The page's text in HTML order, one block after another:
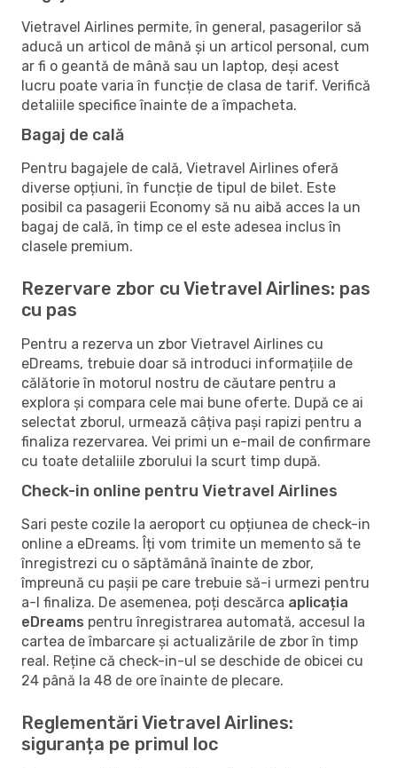
Vietravel Airlines permite, în general, pasagerilor să
aducă un articol de mână și un articol personal, cum
ar fi o geantă de mână sau un laptop, deși acest
lucru poate varia în funcție de clasa de tarif. Verifică
detaliile specifice înainte de a împacheta.
Bagaj de cală
Pentru bagajele de cală, Vietravel Airlines oferă
diverse opțiuni, în funcție de tipul de bilet. Este
posibil ca pasagerii Economy să nu aibă acces la un
bagaj de cală, în timp ce el este adesea inclus în
clasele premium.
Rezervare zbor cu Vietravel Airlines: pas
cu pas
Pentru a rezerva un zbor Vietravel Airlines cu
eDreams, trebuie doar să introduci informațiile de
călătorie în motorul nostru de căutare pentru a
explora și compara cele mai bune oferte. După ce ai
selectat zborul, urmează câțiva pași rapizi pentru a
finaliza rezervarea. Vei primi un e-mail de confirmare
cu toate detaliile zborului la scurt timp după.
Check-in online pentru Vietravel Airlines
Sari peste cozile la aeroport cu opțiunea de check-in
online a eDreams. Îți vom trimite un memento să te
înregistrezi cu o săptămână înainte de zbor,
împreună cu pașii pe care trebuie să-i urmezi pentru
a-l finaliza. De asemenea, poți descărca aplicația
eDreams pentru înregistrarea automată, accesul la
cartea de îmbarcare și actualizările de zbor în timp
real. Reține că check-in-ul se deschide de obicei cu
24 până la 48 de ore înainte de plecare.
Reglementări Vietravel Airlines:
siguranța pe primul loc